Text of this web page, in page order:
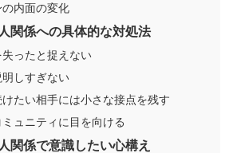
内面の変化
関係への具体的な対処法
ったと捉えない
しすぎない
たい相手には小さな接点を残す
ュニティに目を向ける
関係で意識したい心構え